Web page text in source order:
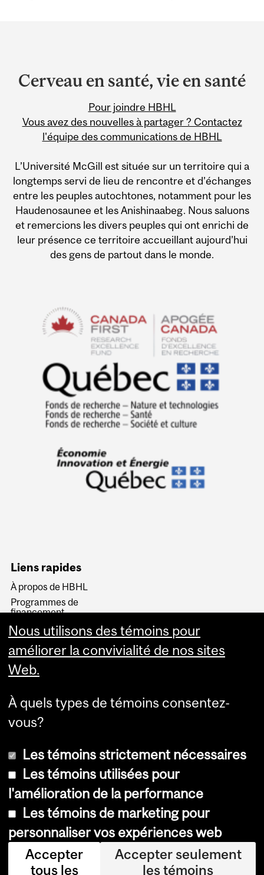
University
Information
Cerveau en santé, vie en santé
Pour joindre HBHL
Vous avez des nouvelles à partager ? Contactez
l'équipe des communications de HBHL
L’Université McGill est située sur un territoire qui a
longtemps servi de lieu de rencontre et d’échanges
entre les peuples autochtones, notamment pour les
Haudenosaunee et les Anishinaabeg. Nous saluons
et remercions les divers peuples qui ont enrichi de
leur présence ce territoire accueillant aujourd’hui
des gens de partout dans le monde.
Liens rapides
À propos de HBHL
Programmes de
financement
Projets financés
Logos à télécharger
© Université McGill, 2026
Accessibilité
Avis sur les témoins
Paramètres des témoins
Nous utilisons des témoins pour
améliorer la convivialité de nos sites
Web.
À quels types de témoins consentez-
vous?
Les témoins strictement nécessaires
Les témoins utilisées pour
l'amélioration de la performance
Les témoins de marketing pour
personnaliser vos expériences web
Accepter
tous les
Accepter seulement
les témoins